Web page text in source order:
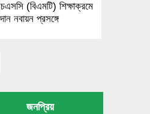
(বিএমটি) শিক্ষাক্রমে
নবায়ন প্রসঙ্গে
জনপ্রিয়